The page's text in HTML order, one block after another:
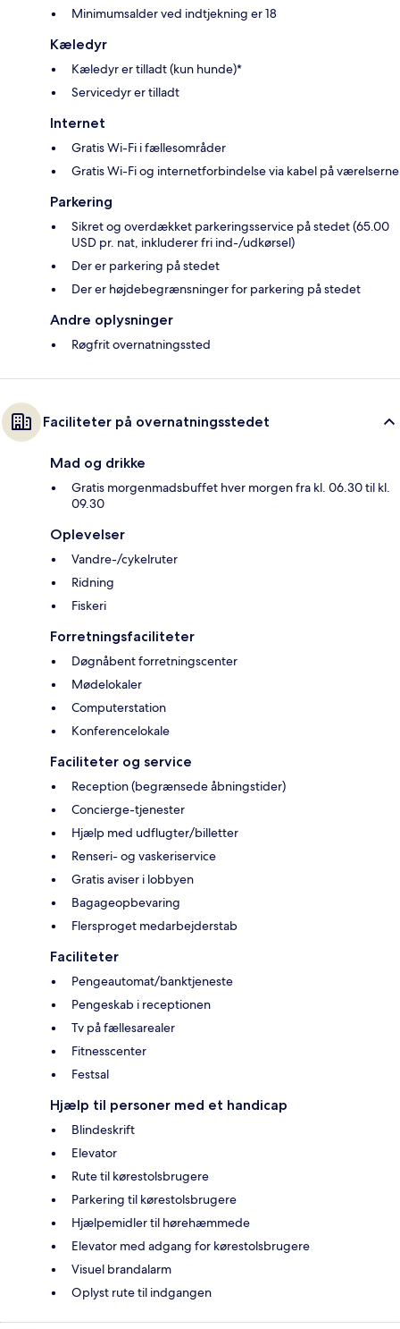
Minimumsalder ved indtjekning er 18
Kæledyr
Kæledyr er tilladt (kun hunde)*
Servicedyr er tilladt
Internet
Gratis Wi-Fi i fællesområder
Gratis Wi-Fi og internetforbindelse via kabel på værelserne
Parkering
Sikret og overdækket parkeringsservice på stedet (65.00
USD pr. nat, inkluderer fri ind-/udkørsel)
Der er parkering på stedet
Der er højdebegrænsninger for parkering på stedet
Andre oplysninger
Røgfrit overnatningssted
Faciliteter på overnatningsstedet
Mad og drikke
Gratis morgenmadsbuffet hver morgen fra kl. 06.30 til kl.
09.30
Oplevelser
Vandre-/cykelruter
Ridning
Fiskeri
Forretningsfaciliteter
Døgnåbent forretningscenter
Mødelokaler
Computerstation
Konferencelokale
Faciliteter og service
Reception (begrænsede åbningstider)
Concierge-tjenester
Hjælp med udflugter/billetter
Renseri- og vaskeriservice
Gratis aviser i lobbyen
Bagageopbevaring
Flersproget medarbejderstab
Faciliteter
Pengeautomat/banktjeneste
Pengeskab i receptionen
Tv på fællesarealer
Fitnesscenter
Festsal
Hjælp til personer med et handicap
Blindeskrift
Elevator
Rute til kørestolsbrugere
Parkering til kørestolsbrugere
Hjælpemidler til hørehæmmede
Elevator med adgang for kørestolsbrugere
Visuel brandalarm
Oplyst rute til indgangen